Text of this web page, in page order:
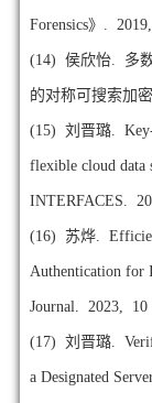
Forensics》.
(14) 侯欣怡. 多
的对称可搜索加
(15) 刘晋璐. Key-
flexible cloud
INTERFACES.
(16) 苏烨.
Authentication for
Journal. 2023, 10
(17) 刘晋璐.
a Designated